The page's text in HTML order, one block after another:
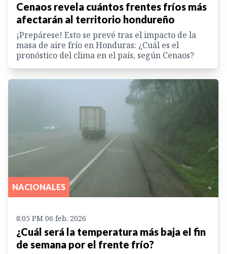
Cenaos revela cuántos frentes fríos más
afectarán al territorio hondureño
¡Prepárese! Esto se prevé tras el impacto de la
masa de aire frío en Honduras: ¿Cuál es el
pronóstico del clima en el país, según Cenaos?
NACIONALES
8:05 PM 06 feb. 2026
¿Cuál será la temperatura más baja el fin
de semana por el frente frío?